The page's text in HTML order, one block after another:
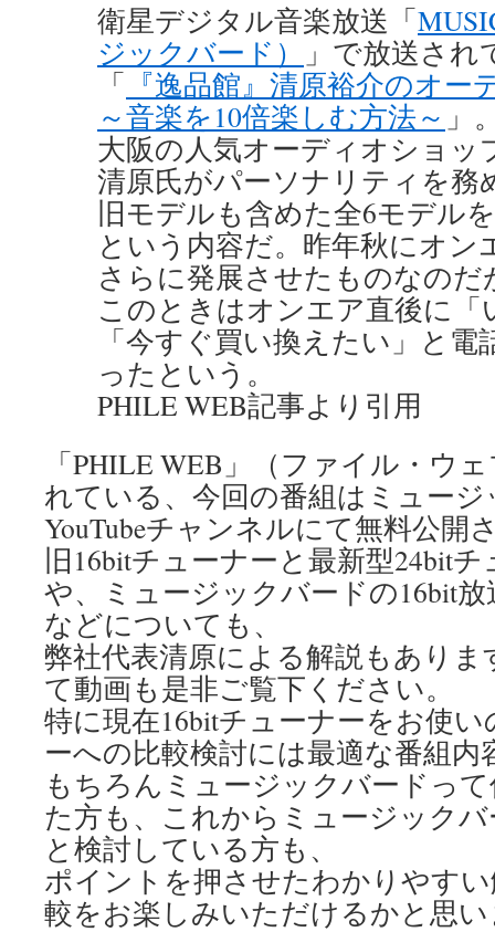
衛星デジタル音楽放送「
ジックバード）
」で放送され
「 『逸品館』清原裕介のオー
～音楽を10倍楽しむ方法～ 」
大阪の人気オーディオショッ
清原氏がパーソナリティを務
旧モデルも含めた全6モデル
という内容だ。昨年秋にオン
さらに発展させたものなのだ
このときはオンエア直後に「
「今すぐ買い換えたい」と
ったという。
PHILE WEB記事より引用
「PHILE WEB」（ファイル・ウ
れている、今回の番組はミュー
YouTubeチャンネルにて無料公開
旧16bitチューナーと最新型24bit
や、ミュージックバードの16bit
などについても、
弊社代表清原による解説もあり
て動画も是非ご覧下ください。
特に現在16bitチューナーをお使
ーへの比較検討には最適な番組内
もちろんミュージックバードっ
た方も、これからミュージック
と検討している方も、
ポイントを押させたわかりやす
較をお楽しみいただけるかと思